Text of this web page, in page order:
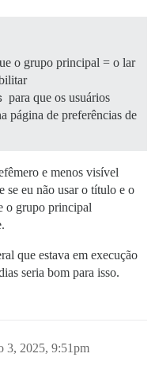
o grupo principal = o lar
para que os usuários
página de preferências de
e menos visível
se eu não usar o título e o
o grupo principal
que estava em execução
seria bom para isso.
3, 2025, 9:51pm